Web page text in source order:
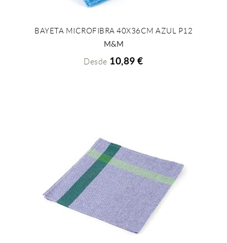
+ INFO
BAYETA MICROFIBRA 40X36CM AZUL P12
M&M
Desde 10,89 €